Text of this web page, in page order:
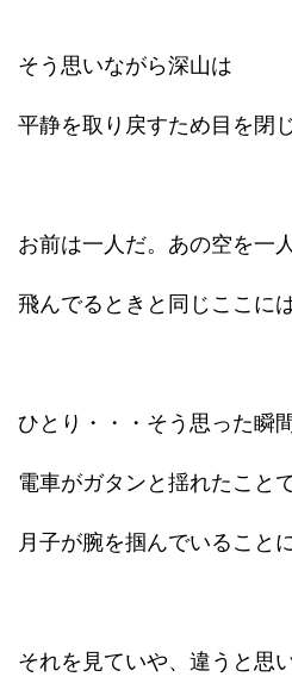
そう思いながら深山は
平静を取り戻すため目を閉じ
お前は一人だ。あの空を一
飛んでるときと同じここに
ひとり・・・そう思った瞬
電車がガタンと揺れたこと
月子が腕を掴んでいること
それを見ていや、違うと思